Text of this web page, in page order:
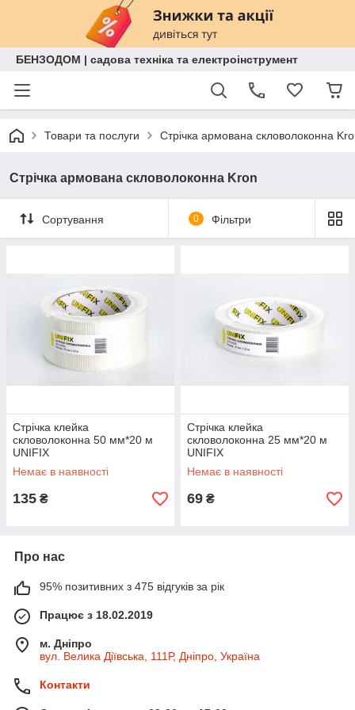
БЕНЗОДОМ | садова техніка та електроінструмент
Товари та послуги Стрічка армована скловолоконна
Стрічка армована скловолоконна Kron
Сортування 0 Фільтри
Стрічка клейка
скловолоконна 50 мм*20 м
UNIFIX
Немає в наявності
135 ₴
Стрічка клейка
скловолоконна 25 мм*20 м
UNIFIX
Немає в наявності
69 ₴
Про нас
95% позитивних з 475 відгуків за рік
Працює з 18.02.2019
м. Дніпро
вул. Велика Діївська, 111Р, Дніпро, Україна
Контакти